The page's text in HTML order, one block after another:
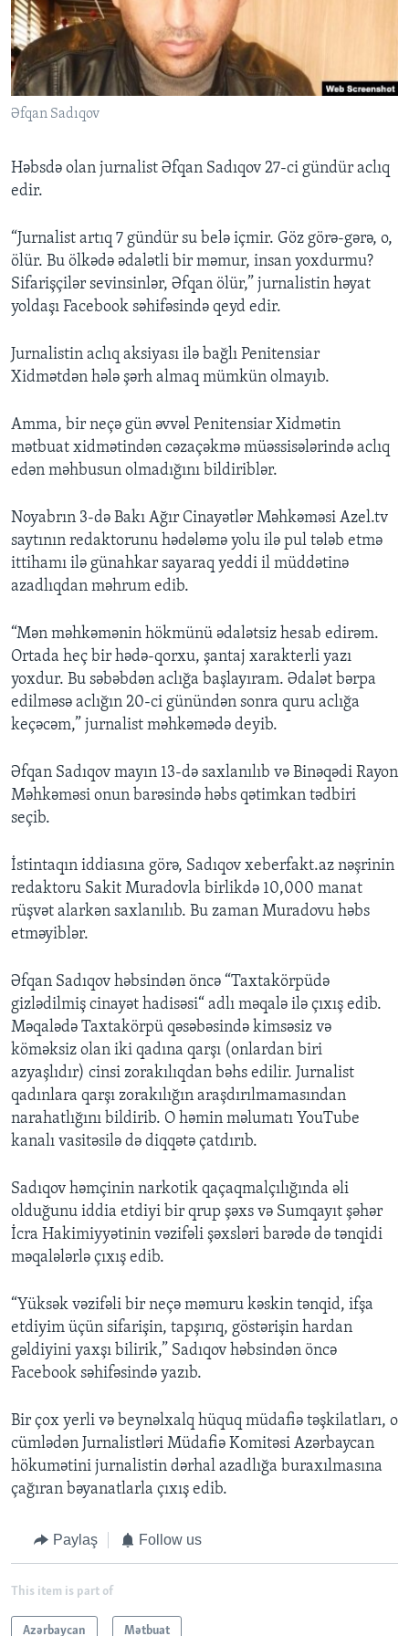
BIZI IZLƏYIN
Əfqan Sadıqov
Həbsdə olan jurnalist Əfqan Sadıqov 27-ci gündür aclıq
edir.
“Jurnalist artıq 7 gündür su belə içmir. Göz görə-gərə, o,
ölür. Bu ölkədə ədalətli bir məmur, insan yoxdurmu?
Sifarişçilər sevinsinlər, Əfqan ölür,” jurnalistin həyat
yoldaşı Facebook səhifəsində qeyd edir.
Jurnalistin aclıq aksiyası ilə bağlı Penitensiar
Xidmətdən hələ şərh almaq mümkün olmayıb.
Amma, bir neçə gün əvvəl Penitensiar Xidmətin
mətbuat xidmətindən cəzaçəkmə müəssisələrində aclıq
edən məhbusun olmadığını bildiriblər.
Noyabrın 3-də Bakı Ağır Cinayətlər Məhkəməsi Azel.tv
saytının redaktorunu hədələmə yolu ilə pul tələb etmə
ittihamı ilə günahkar sayaraq yeddi il müddətinə
azadlıqdan məhrum edib.
“Mən məhkəmənin hökmünü ədalətsiz hesab edirəm.
Ortada heç bir hədə-qorxu, şantaj xarakterli yazı
yoxdur. Bu səbəbdən aclığa başlayıram. Ədalət bərpa
edilməsə aclığın 20-ci günündən sonra quru aclığa
keçəcəm,” jurnalist məhkəmədə deyib.
Əfqan Sadıqov mayın 13-də saxlanılıb və Binəqədi Rayon
Məhkəməsi onun barəsində həbs qətimkan tədbiri
seçib.
İstintaqın iddiasına görə, Sadıqov xeberfakt.az nəşrinin
redaktoru Sakit Muradovla birlikdə 10,000 manat
rüşvət alarkən saxlanılıb. Bu zaman Muradovu həbs
etməyiblər.
Əfqan Sadıqov həbsindən öncə “Taxtakörpüdə
gizlədilmiş cinayət hadisəsi“ adlı məqalə ilə çıxış edib.
Məqalədə Taxtakörpü qəsəbəsində kimsəsiz və
köməksiz olan iki qadına qarşı (onlardan biri
azyaşlıdır) cinsi zorakılıqdan bəhs edilir. Jurnalist
qadınlara qarşı zorakılığın araşdırılmamasından
narahatlığını bildirib. O həmin məlumatı YouTube
kanalı vasitəsilə də diqqətə çatdırıb.
Sadıqov həmçinin narkotik qaçaqmalçılığında əli
olduğunu iddia etdiyi bir qrup şəxs və Sumqayıt şəhər
İcra Hakimiyyətinin vəzifəli şəxsləri barədə də tənqidi
məqalələrlə çıxış edib.
“Yüksək vəzifəli bir neçə məmuru kəskin tənqid, ifşa
etdiyim üçün sifarişin, tapşırıq, göstərişin hardan
gəldiyini yaxşı bilirik,” Sadıqov həbsindən öncə
Facebook səhifəsində yazıb.
Bir çox yerli və beynəlxalq hüquq müdafiə təşkilatları, o
cümlədən Jurnalistləri Müdafiə Komitəsi Azərbaycan
hökumətini jurnalistin dərhal azadlığa buraxılmasına
çağıran bəyanatlarla çıxış edib.
Paylaş Follow us
This item is part of
Azərbaycan Mətbuat